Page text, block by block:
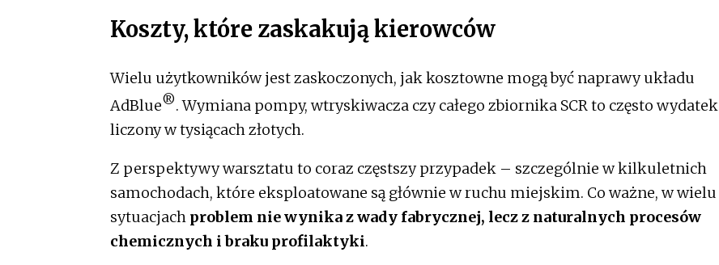
Koszty, które zaskakują kierowców
Wielu użytkowników jest zaskoczonych, jak kosztowne mogą być naprawy układu
AdBlue®. Wymiana pompy, wtryskiwacza czy całego zbiornika SCR to często wydatek
liczony w tysiącach złotych.
Z perspektywy warsztatu to coraz częstszy przypadek – szczególnie w kilkuletnich
samochodach, które eksploatowane są głównie w ruchu miejskim. Co ważne, w wielu
sytuacjach problem nie wynika z wady fabrycznej, lecz z naturalnych procesów
chemicznych i braku profilaktyki.